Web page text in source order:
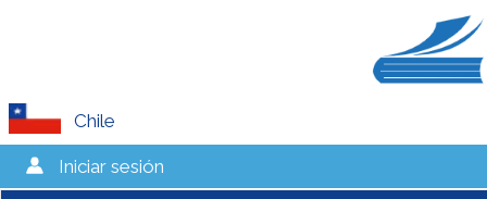
Chile
Iniciar sesión